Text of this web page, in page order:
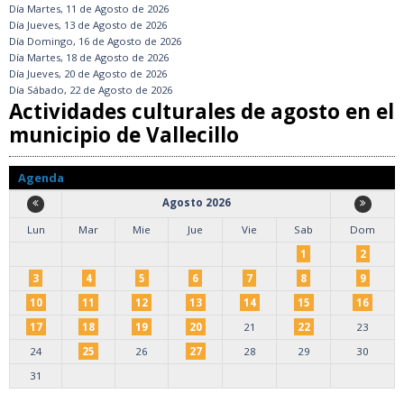
Día Martes, 11 de Agosto de 2026
Día Jueves, 13 de Agosto de 2026
Día Domingo, 16 de Agosto de 2026
Día Martes, 18 de Agosto de 2026
Día Jueves, 20 de Agosto de 2026
Día Sábado, 22 de Agosto de 2026
Actividades culturales de agosto en el
municipio de Vallecillo
Agenda
Agosto 2026
Lun
Mar Mie Jue Vie Sab
Dom
1
2
3
4 5 6 7 8
9
10
11 12 13 14 15
16
17
18 19 20 21 22
23
24
25 26 27 28 29
30
31